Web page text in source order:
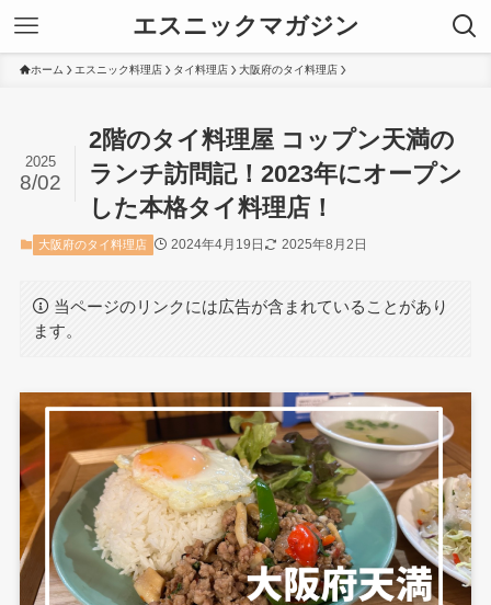
エスニックマガジン
ホーム エスニック料理店 タイ料理店 大阪府のタイ料理店
2階のタイ料理屋 コップン天満の
ランチ訪問記！2023年にオープン
した本格タイ料理店！
2025
8/02
大阪府のタイ料理店 2024年4月19日 2025年8月2日
当ページのリンクには広告が含まれていることがあり
ます。